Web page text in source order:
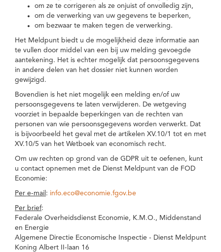
om ze te corrigeren als ze onjuist of onvolledig zijn,
om de verwerking van uw gegevens te beperken,
om bezwaar te maken tegen de verwerking.
Het Meldpunt biedt u de mogelijkheid deze informatie aan
te vullen door middel van een bij uw melding gevoegde
aantekening. Het is echter mogelijk dat persoonsgegevens
in andere delen van het dossier niet kunnen worden
gewijzigd.
Bovendien is het niet mogelijk een melding en/of uw
persoonsgegevens te laten verwijderen. De wetgeving
voorziet in bepaalde beperkingen van de rechten van
personen van wie persoonsgegevens worden verwerkt. Dat
is bijvoorbeeld het geval met de artikelen XV.10/1 tot en met
XV.10/5 van het Wetboek van economisch recht.
Om uw rechten op grond van de GDPR uit te oefenen, kunt
u contact opnemen met de Dienst Meldpunt van de FOD
Economie:
Per e-mail : info.eco@economie.fgov.be
Per brief:
Federale Overheidsdienst Economie, K.M.O., Middenstand
en Energie
Algemene Directie Economische Inspectie - Dienst Meldpunt
Koning Albert II-laan 16